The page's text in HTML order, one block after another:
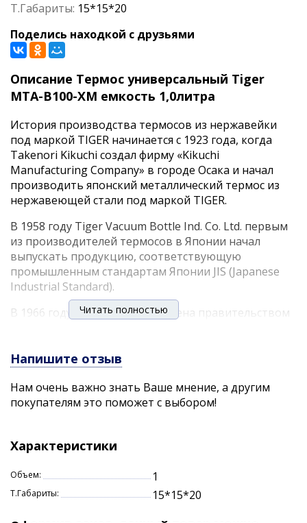
Т.Габариты: 15*15*20
Поделись находкой с друзьями
Описание Термос универсальный Tiger
MTA-B100-XM емкость 1,0литра
История производства термосов из нержавейки
под маркой TIGER начинается с 1923 года, когда
Takenori Kikuchi создал фирму «Kikuchi
Manufacturing Company» в городе Осака и начал
производить японский металлический термос из
нержавеющей стали под маркой TIGER.
В 1958 году Tiger Vacuum Bottle Ind. Co. Ltd. первым
из производителей термосов в Японии начал
выпускать продукцию, соответствующую
промышленным стандартам Японии JIS (Japanese
Industrial Standard).
В 1966 году фирма была отмечена правительством
В 1983 году, в честь 60-летия, название компании
было изменено на Tiger Vacuum Bottle Co. Ltd. и был
введен корпоративный стиль с логотипом,
который теперь известен во всем мире. В том же
(дословно-Центр термосов Тайгер), в котором
нержавеющей стали Tiger в полностью
автоматизированном режиме.
Читать полностью
Напишите отзыв
Нам очень важно знать Ваше мнение, а другим
покупателям это поможет с выбором!
Характеристики
Объем: 1
Т.Габариты: 15*15*20